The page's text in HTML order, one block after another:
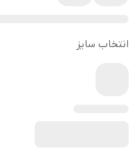
انتخاب سایز